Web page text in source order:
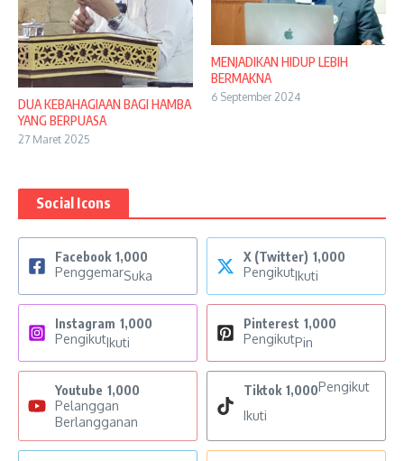
DUA KEBAHAGIAAN BAGI HAMBA
YANG BERPUASA
27 Maret 2025
MENJADIKAN HIDUP LEBIH
BERMAKNA
6 September 2024
Social Icons
Facebook 1,000
PenggemarSuka
X (Twitter) 1,000
PengikutIkuti
Instagram 1,000
PengikutIkuti
Pinterest 1,000
PengikutPin
Youtube 1,000
Pelanggan
Berlangganan
Tiktok 1,000Pengikut
Ikuti